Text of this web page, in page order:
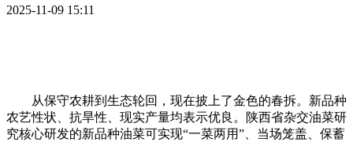
2025-11-09 15:11
从保守农耕到生态轮回，现在披上了金色的春拆。新品种
农艺性状、抗旱性、现实产量均表示优良。陕西省杂交油菜研
究核心研发的新品种油菜可实现“一菜两用”、当场笼盖、保蓄